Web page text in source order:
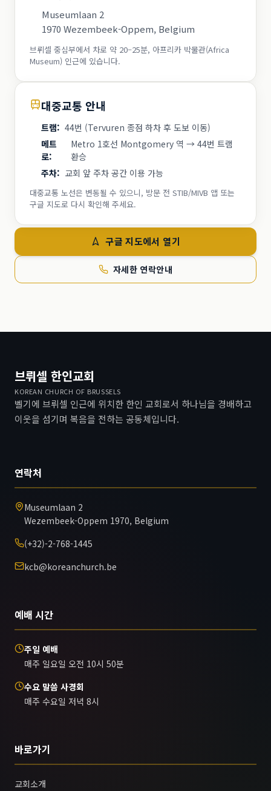
Museumlaan 2
1970 Wezembeek-Oppem, Belgium
브뤼셀 중심부에서 차로 약 20–25분, 아프리카 박물관(Africa
Museum) 인근에 있습니다.
대중교통 안내
트램: 44번 (Tervuren 종점 하차 후 도보 이동)
메트
로:
Metro 1호선 Montgomery 역 → 44번 트램
환승
주차: 교회 앞 주차 공간 이용 가능
대중교통 노선은 변동될 수 있으니, 방문 전 STIB/MIVB 앱 또는
구글 지도로 다시 확인해 주세요.
구글 지도에서 열기
자세한 연락안내
브뤼셀 한인교회
KOREAN CHURCH OF BRUSSELS
벨기에 브뤼셀 인근에 위치한 한인 교회로서 하나님을 경배하고
이웃을 섬기며 복음을 전하는 공동체입니다.
연락처
Museumlaan 2
Wezembeek-Oppem 1970, Belgium
(+32)-2-768-1445
kcb@koreanchurch.be
예배 시간
주일 예배
매주 일요일 오전 10시 50분
수요 말씀 사경회
매주 수요일 저녁 8시
바로가기
교회소개